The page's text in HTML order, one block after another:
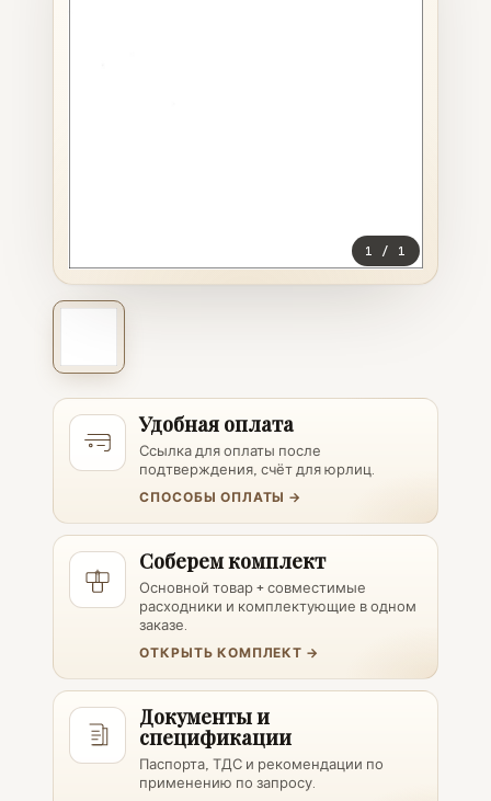
1 / 1
Удобная оплата
Ссылка для оплаты после
подтверждения, счёт для юрлиц.
СПОСОБЫ ОПЛАТЫ →
Соберем комплект
Основной товар + совместимые
расходники и комплектующие в одном
заказе.
ОТКРЫТЬ КОМПЛЕКТ →
Документы и
спецификации
Паспорта, ТДС и рекомендации по
применению по запросу.